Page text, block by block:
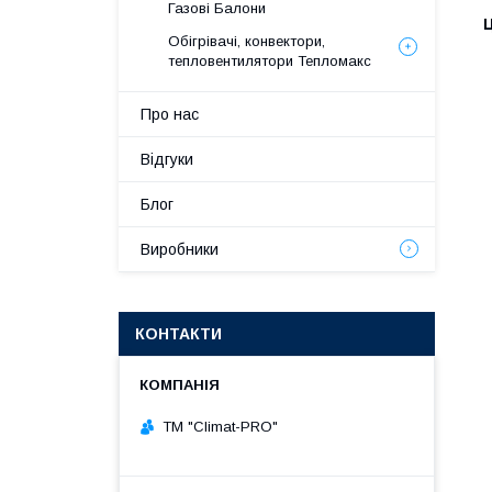
Газові Балони
Обігрівачі, конвектори,
тепловентилятори Тепломакс
Про нас
Відгуки
Блог
Виробники
КОНТАКТИ
ТМ "Climat-PRO"